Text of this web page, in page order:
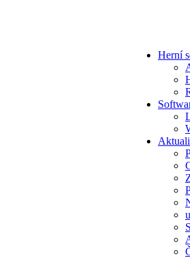
Herní